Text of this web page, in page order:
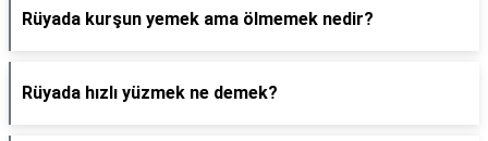
Rüyada kurşun yemek ama ölmemek nedir?
Rüyada hızlı yüzmek ne demek?